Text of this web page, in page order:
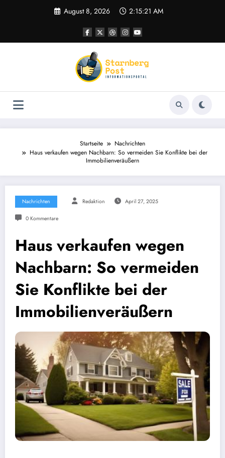
August 8, 2026 2:15:22 AM
Startseite
Nachrichten
Haus verkaufen wegen Nachbarn: So vermeiden Sie Konflikte bei der
Immobilienveräußern
Nachrichten Redaktion April 27, 2025
0 Kommentare
Haus verkaufen wegen
Nachbarn: So vermeiden
Sie Konflikte bei der
Immobilienveräußern